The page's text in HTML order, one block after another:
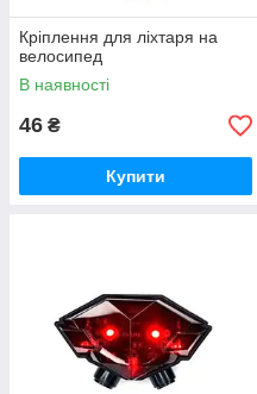
Кріплення для ліхтаря на
велосипед
В наявності
46 ₴
Купити